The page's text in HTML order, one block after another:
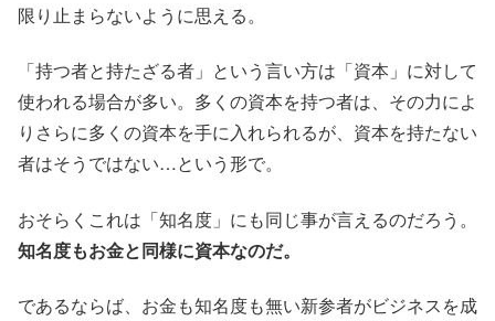
限り止まらないように思える。
「持つ者と持たざる者」という言い方は「資本」に対して
使われる場合が多い。多くの資本を持つ者は、その力によ
りさらに多くの資本を手に入れられるが、資本を持たない
者はそうではない…という形で。
おそらくこれは「知名度」にも同じ事が言えるのだろう。
知名度もお金と同様に資本なのだ。
であるならば、お金も知名度も無い新参者がビジネスを成